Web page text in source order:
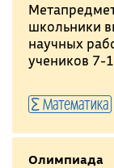
школьники
научных
учеников 7-
Математика
Олимпиада